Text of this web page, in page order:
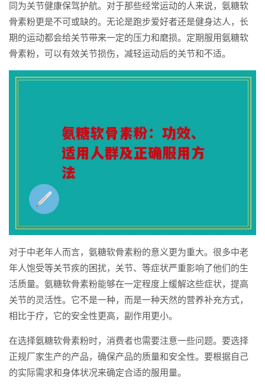
同为关节健康保驾护航。对于那些经常运动的人来说，氨糖软
骨素粉更是不可或缺的。无论是跑步爱好者还是健身达人，长
期的运动都会给关节带来一定的压力和磨损。定期服用氨糖软
骨素粉，可以有效关节损伤，减轻运动后的关节和不适。
对于中老年人而言，氨糖软骨素粉的意义更为重大。很多中老
年人饱受等关节疾的困扰，关节、等症状严重影响了他们的生
活质量。氨糖软骨素粉能够在一定程度上缓解这些症状，提高
关节的灵活性。它不是一种，而是一种天然的营养补充方式，
相比于疗，它的安全性更高，副作用更小。
在选择氨糖软骨素粉时，消费者也需要注意一些问题。要选择
正规厂家生产的产品，确保产品的质量和安全性。要根据自己
的实际需求和身体状况来确定合适的服用量。